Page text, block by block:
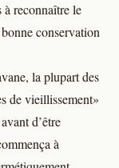
à reconnaître le
conservation
la plupart des
de vieillissement»
d’être
à